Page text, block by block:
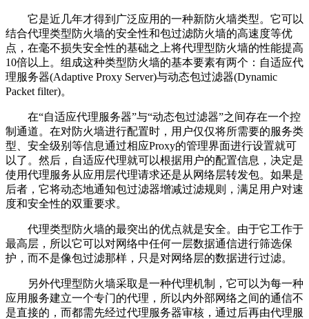
它是近几年才得到广泛应用的一种新防火墙类型。它可以
结合代理类型防火墙的安全性和包过滤防火墙的高速度等优
点，在毫不损失安全性的基础之上将代理型防火墙的性能提高
10倍以上。组成这种类型防火墙的基本要素有两个：自适应代
理服务器(Adaptive Proxy Server)与动态包过滤器(Dynamic
Packet filter)。
在“自适应代理服务器”与“动态包过滤器”之间存在一个控
制通道。在对防火墙进行配置时，用户仅仅将所需要的服务类
型、安全级别等信息通过相应Proxy的管理界面进行设置就可
以了。然后，自适应代理就可以根据用户的配置信息，决定是
使用代理服务从应用层代理请求还是从网络层转发包。如果是
后者，它将动态地通知包过滤器增减过滤规则，满足用户对速
度和安全性的双重要求。
代理类型防火墙的最突出的优点就是安全。由于它工作于
最高层，所以它可以对网络中任何一层数据通信进行筛选保
护，而不是像包过滤那样，只是对网络层的数据进行过滤。
另外代理型防火墙采取是一种代理机制，它可以为每一种
应用服务建立一个专门的代理，所以内外部网络之间的通信不
是直接的，而都需先经过代理服务器审核，通过后再由代理服